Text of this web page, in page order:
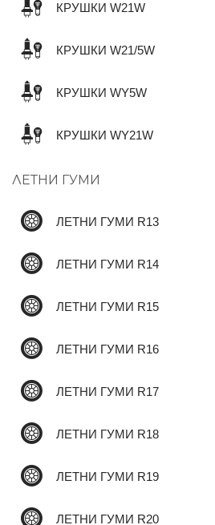
КРУШКИ W21W
КРУШКИ W21/5W
КРУШКИ WY5W
КРУШКИ WY21W
ЛЕТНИ ГУМИ
ЛЕТНИ ГУМИ R13
ЛЕТНИ ГУМИ R14
ЛЕТНИ ГУМИ R15
ЛЕТНИ ГУМИ R16
ЛЕТНИ ГУМИ R17
ЛЕТНИ ГУМИ R18
ЛЕТНИ ГУМИ R19
ЛЕТНИ ГУМИ R20